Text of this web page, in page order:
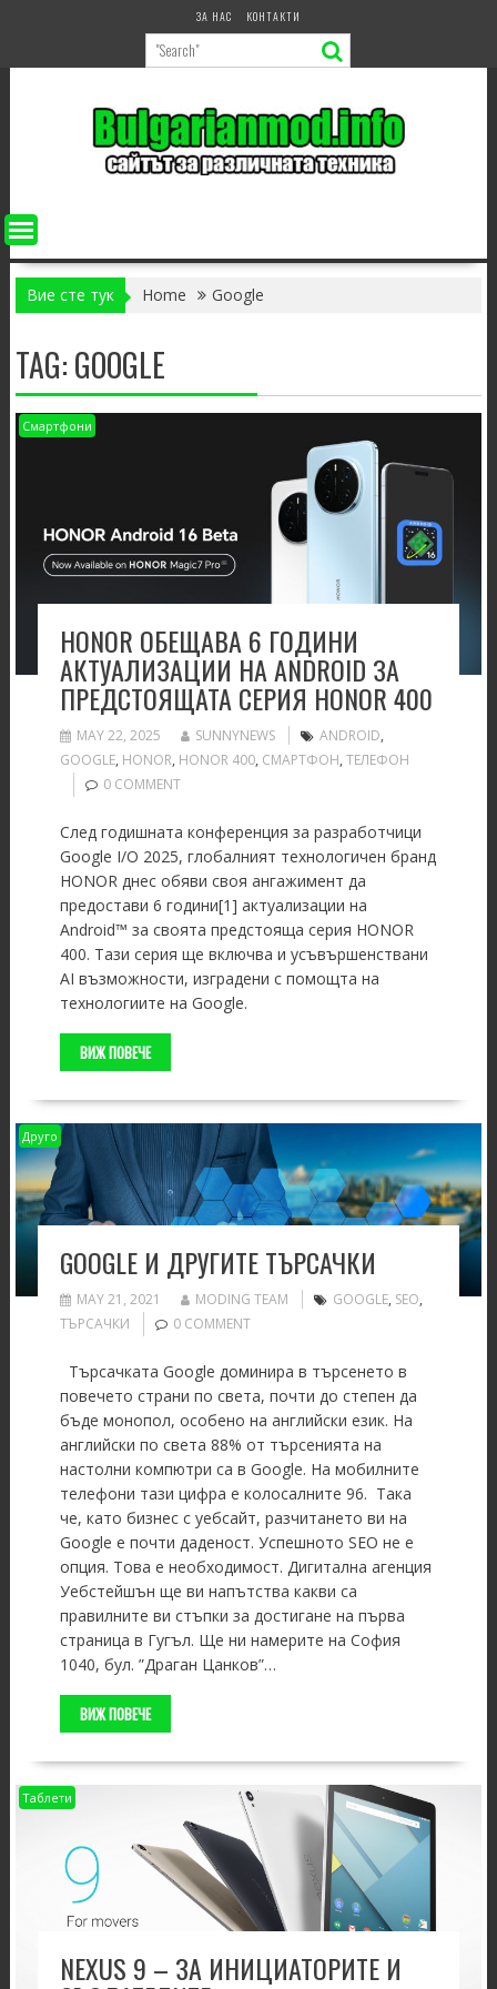
ЗА НАС КОНТАКТИ
Вие сте тук Home Google
TAG:GOOGLE
Смартфони
HONOR ОБЕЩАВА 6 ГОДИНИ
АКТУАЛИЗАЦИИ НА ANDROID ЗА
ПРЕДСТОЯЩАТА СЕРИЯ HONOR 400
MAY 22, 2025 SUNNYNEWS ANDROID,
GOOGLE, HONOR, HONOR 400, СМАРТФОН, ТЕЛЕФОН
0 COMMENT
След годишната конференция за разработчици
Google I/O 2025, глобалният технологичен бранд
HONOR днес обяви своя ангажимент да
предостави 6 години[1] актуализации на
Android™ за своята предстояща серия HONOR
400. Тази серия ще включва и усъвършенствани
AI възможности, изградени с помощта на
технологиите на Google.
ВИЖ ПОВЕЧЕ
Друго
GOOGLE И ДРУГИТЕ ТЪРСАЧКИ
MAY 21, 2021 MODING TEAM GOOGLE, SEO,
ТЪРСАЧКИ
0 COMMENT
Търсачката Google доминира в търсенето в
повечето страни по света, почти до степен да
бъде монопол, особено на английски език. На
английски по света 88% от търсенията на
настолни компютри са в Google. На мобилните
телефони тази цифра е колосалните 96. Така
че, като бизнес с уебсайт, разчитането ви на
Google е почти даденост. Успешното SEO не е
опция. Това е необходимост. Дигитална агенция
Уебстейшън ще ви напътства какви са
правилните ви стъпки за достигане на първа
страница в Гугъл. Ще ни намерите на София
1040, бул. ”Драган Цанков”…
ВИЖ ПОВЕЧЕ
Таблети
NEXUS 9 – ЗА ИНИЦИАТОРИТЕ И